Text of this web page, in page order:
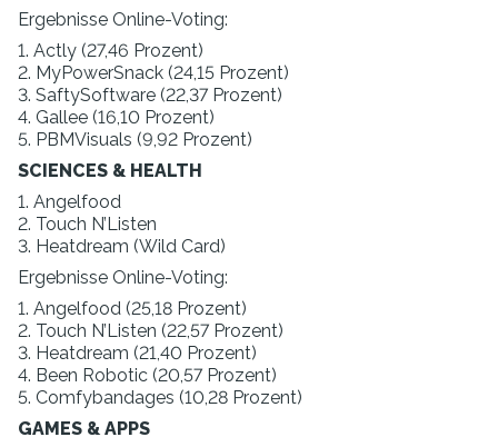
Ergebnisse Online-Voting:
1. Actly (27,46 Prozent)
2. MyPowerSnack (24,15 Prozent)
3. SaftySoftware (22,37 Prozent)
4. Gallee (16,10 Prozent)
5. PBMVisuals (9,92 Prozent)
SCIENCES & HEALTH
1. Angelfood
2. Touch N’Listen
3. Heatdream (Wild Card)
Ergebnisse Online-Voting:
1. Angelfood (25,18 Prozent)
2. Touch N’Listen (22,57 Prozent)
3. Heatdream (21,40 Prozent)
4. Been Robotic (20,57 Prozent)
5. Comfybandages (10,28 Prozent)
GAMES & APPS